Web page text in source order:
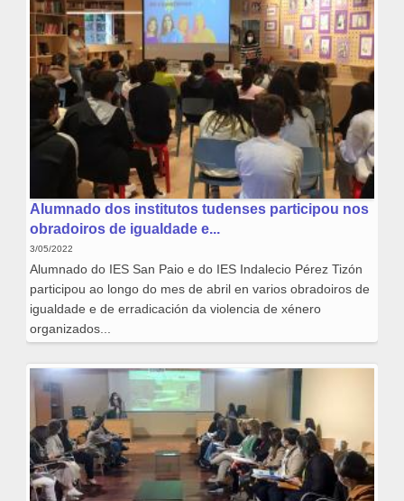
Alumnado dos institutos tudenses participou nos
obradoiros de igualdade e...
3/05/2022
Alumnado do IES San Paio e do IES Indalecio Pérez Tizón
participou ao longo do mes de abril en varios obradoiros de
igualdade e de erradicación da violencia de xénero
organizados...